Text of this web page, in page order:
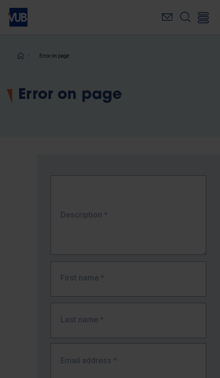
Skip
main
Breadcrumb
Error on page
Error on page
Description *
First name *
Last name *
Email address *